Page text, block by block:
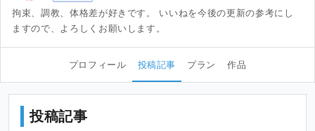
拘束、調教、体格差が好きです。 いいねを今後の更新の参考にし
ますので、よろしくお願いします。
プロフィール 投稿記事 プラン 作品
投稿記事